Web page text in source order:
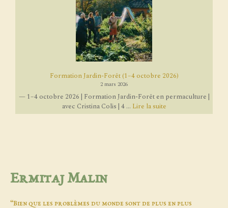
Formation Jardin-Forêt (1–4 octobre 2026)
2 mars 2026
— 1–4 octobre 2026 | Formation Jardin-Forêt en permaculture |
avec Cristina Colis | 4 ... Lire la suite
Ermitaj Malin
“Bien que les problèmes du monde sont de plus en plus